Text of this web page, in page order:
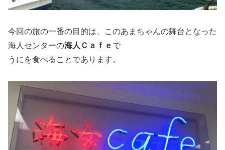
今回の旅の一番の目的は、このあまちゃんの舞台となった
海人センターの海人Ｃａｆｅ で
うにを食べることであります。